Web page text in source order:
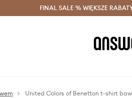
Oszczędzaj z Answear Club >
FINAL SALE % WIĘKSZE
United Colors of Benetton t-shirt